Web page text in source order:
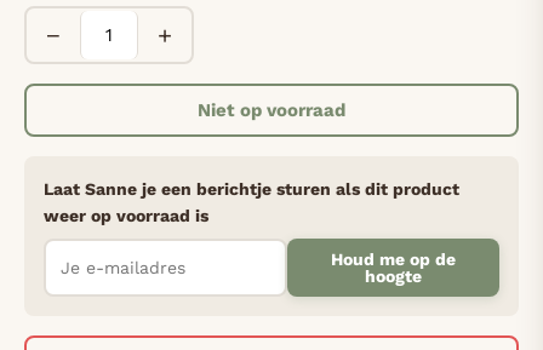
− +
Niet op voorraad
Laat Sanne je een berichtje sturen als dit product
weer op voorraad is
Houd me op de
hoogte